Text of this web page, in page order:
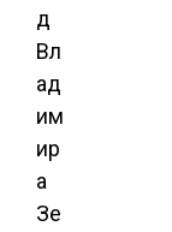
д
Вл
ад
им
ир
а
Зе